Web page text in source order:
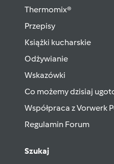
Thermomix®
Przepisy
Książki kucharskie
Odżywianie
Wskazówki
Co możemy dzisiaj
Współpraca z Vorwerk
Regulamin Forum
Szukaj